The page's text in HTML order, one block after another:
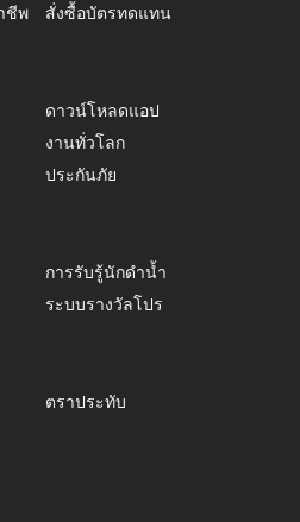
ชีพ
สั่งซื้อบัตรทดแทน
ดาวน์โหลดแอป
งานทั่วโลก
ประกันภัย
การรับรู้นักดำน้ำ
ระบบรางวัลโปร
ตราประทับ